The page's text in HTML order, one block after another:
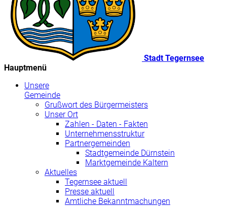
Stadt Tegernsee
Hauptmenü
Unsere
Gemeinde
Grußwort des Bürgermeisters
Unser Ort
Zahlen - Daten - Fakten
Unternehmensstruktur
Partnergemeinden
Stadtgemeinde Dürnstein
Marktgemeinde Kaltern
Aktuelles
Tegernsee aktuell
Presse aktuell
Amtliche Bekanntmachungen